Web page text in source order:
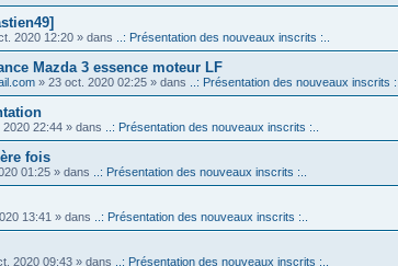
2020 12:20 » dans ..: Présentation des nouveaux inscrits :..
Mazda 3 essence moteur LF
» 23 oct. 2020 02:25 » dans ..: Présentation des nouveaux inscrits :..
22:44 » dans ..: Présentation des nouveaux inscrits :..
fois
01:25 » dans ..: Présentation des nouveaux inscrits :..
13:41 » dans ..: Présentation des nouveaux inscrits :..
2020 09:43 » dans ..: Présentation des nouveaux inscrits :..